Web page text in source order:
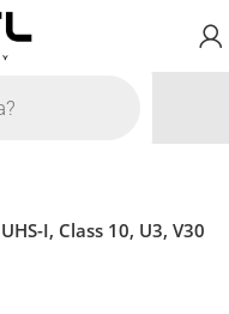
I, Class 10, U3, V30